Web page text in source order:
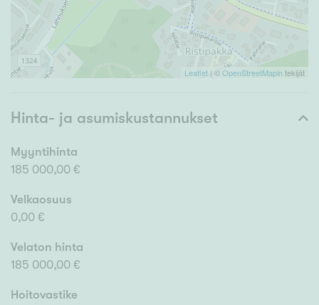
Leaflet | ©OpenStreetMapintekijät
Hinta- ja asumiskustannukset
Myyntihinta
185 000,00 €
Velkaosuus
0,00 €
Velaton hinta
185 000,00 €
Hoitovastike